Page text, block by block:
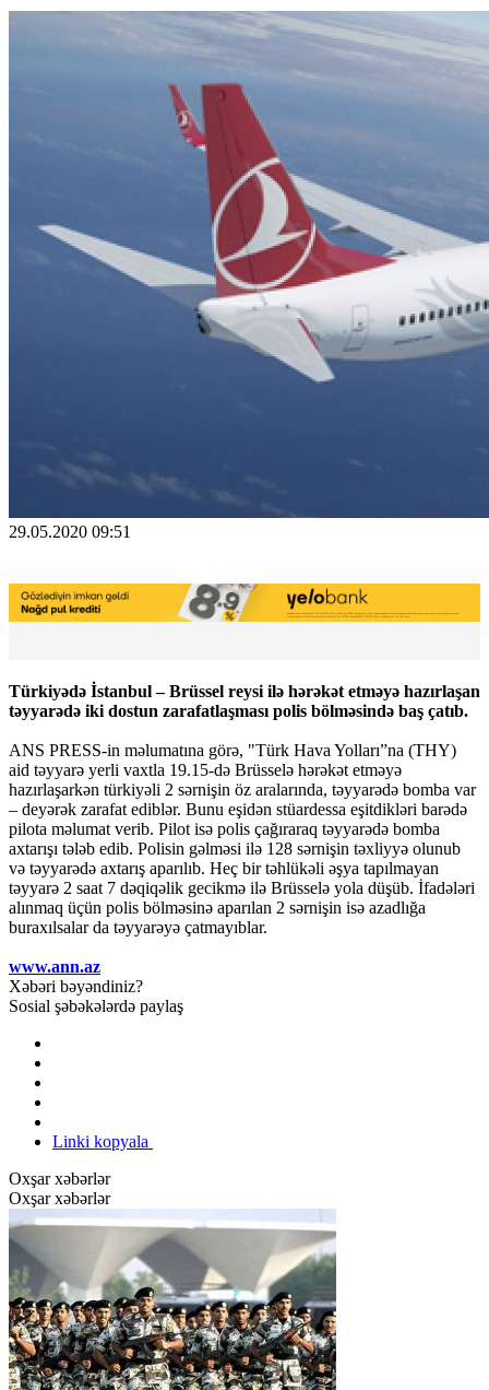
29.05.2020 09:51
Türkiyədə İstanbul – Brüssel reysi ilə hərəkət etməyə hazırlaşan
təyyarədə iki dostun zarafatlaşması polis bölməsində baş çatıb.
ANS PRESS-in məlumatına görə, "Türk Hava Yolları”na (THY)
aid təyyarə yerli vaxtla 19.15-də Brüsselə hərəkət etməyə
hazırlaşarkən türkiyəli 2 sərnişin öz aralarında, təyyarədə bomba var
– deyərək zarafat ediblər. Bunu eşidən stüardessa eşitdikləri barədə
pilota məlumat verib. Pilot isə polis çağıraraq təyyarədə bomba
axtarışı tələb edib. Polisin gəlməsi ilə 128 sərnişin təxliyyə olunub
və təyyarədə axtarış aparılıb. Heç bir təhlükəli əşya tapılmayan
təyyarə 2 saat 7 dəqiqəlik gecikmə ilə Brüsselə yola düşüb. İfadələri
alınmaq üçün polis bölməsinə aparılan 2 sərnişin isə azadlığa
buraxılsalar da təyyarəyə çatmayıblar.
www.ann.az
Xəbəri bəyəndiniz?
Sosial şəbəkələrdə paylaş
Linki kopyala
Oxşar xəbərlər
Oxşar xəbərlər